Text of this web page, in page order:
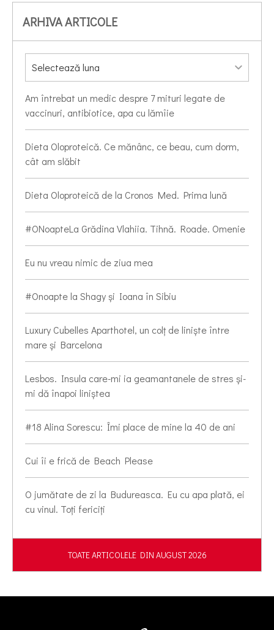
ARHIVA ARTICOLE
Am întrebat un medic despre 7 mituri legate de
vaccinuri, antibiotice, apa cu lămîie
Dieta Oloproteică. Ce mănânc, ce beau, cum dorm,
cât am slăbit
Dieta Oloproteică de la Cronos Med. Prima lună
#ONoapteLa Grădina Vlahiia. Tihnă. Roade. Omenie
Eu nu vreau nimic de ziua mea
#Onoapte la Shagy și Ioana în Sibiu
Luxury Cubelles Aparthotel, un colț de liniște între
mare și Barcelona
Lesbos. Insula care-mi ia geamantanele de stres și-
mi dă înapoi liniștea
#18 Alina Sorescu: Îmi place de mine la 40 de ani
Cui îi e frică de Beach Please
O jumătate de zi la Budureasca. Eu cu apa plată, ei
cu vinul. Toți fericiți
TOATE ARTICOLELE DIN AUGUST 2026